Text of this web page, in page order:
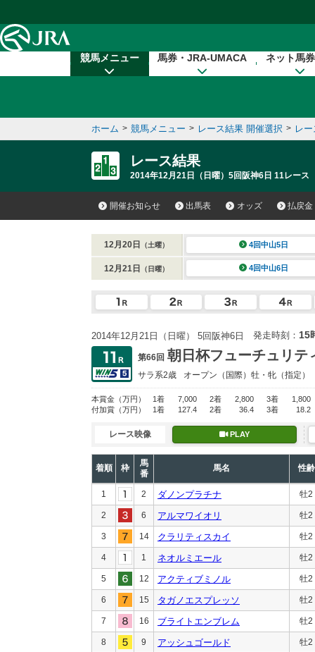
競馬メニュー 馬券・JRA-UMACA ネット馬
ホーム > 競馬メニュー > レース結果 開催選択 > レ
レース結果
2014年12月21日（日曜）5回阪神6日 11レース
開催お知らせ 出馬表 オッズ 払戻金
12月20日 （土曜） 4回中山5日
12月21日 （日曜） 4回中山6日
2014年12月21日（日曜） 5回阪神6日 発走時刻： 15
第66回 朝日杯フューチュリテ
サラ系2歳 オープン （国際）牡・牝（指定）
本賞金 （万円） 1着 7,000 2着 2,800 3着
1,800
付加賞 （万円） 1着 127.4 2着 36.4 3着 18.2
レース映像 PLAY
着順 枠
馬
番
馬名 性齢
1 2 ダノンプラチナ 牡2
2 6 アルマワイオリ 牡2
3 14 クラリティスカイ 牡2
4 1 ネオルミエール 牡2
5 12 アクティブミノル 牡2
6 15 タガノエスプレッソ 牡2
7 16 ブライトエンブレム 牡2
8 9 アッシュゴールド 牡2